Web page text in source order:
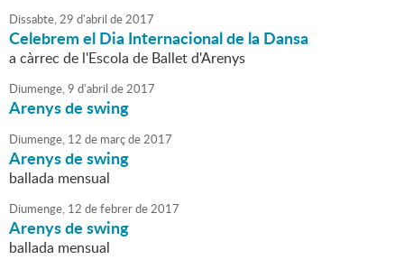
Dissabte,29 d'abril de2017
Celebrem el Dia Internacional de la Dansa
a càrrec de l'Escola de Ballet d'Arenys
Diumenge,9 d'abril de2017
Arenys de swing
Diumenge, 12 de marçde2017
Arenys de swing
ballada mensual
Diumenge, 12 defebrerde2017
Arenys de swing
ballada mensual